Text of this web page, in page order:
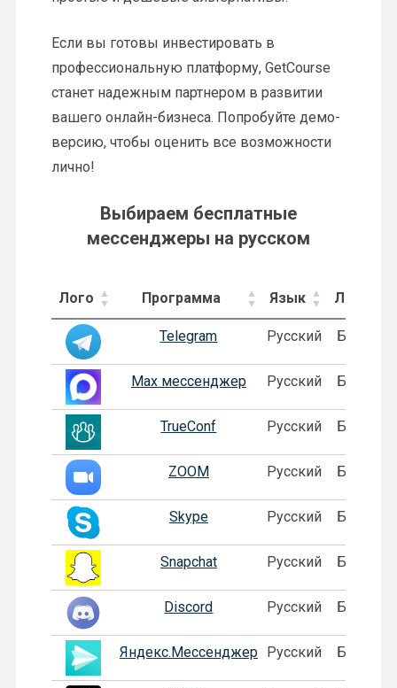
Если вы готовы инвестировать в
профессиональную платформу, GetCourse
станет надежным партнером в развитии
вашего онлайн-бизнеса. Попробуйте демо-
версию, чтобы оценить все возможности
лично!
Выбираем бесплатные
мессенджеры на русском
Лого Программа Язык
Telegram Русский
Max мессенджер Русский
TrueConf Русский
ZOOM Русский
Skype Русский
Snapchat Русский
Discord Русский
Яндекс.Мессенджер Русский